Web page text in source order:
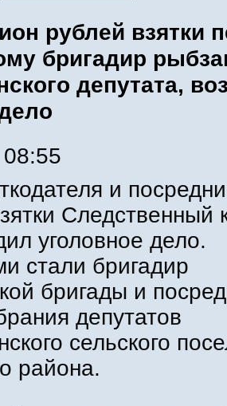
рублей взятки
бригадир
депутата,
и
Следственный
уголовное дело.
стали бригадир
бригады и
депутатов
сельского
района.